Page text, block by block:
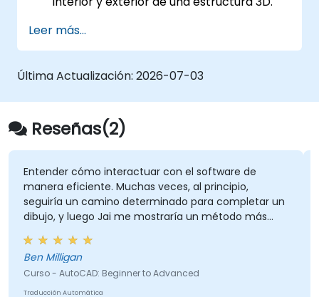
para mapear elementos realistas, como
las sombras.
Leer más...
Última Actualización: 2026-07-03
Reseñas(2)
cómo interactuar con el software de
eficiente. Muchas veces, al principio,
un camino determinado para completar un
y luego Jai me mostraría un método más
o eficiente.
- AutoCAD: Beginner to Advanced
Automática